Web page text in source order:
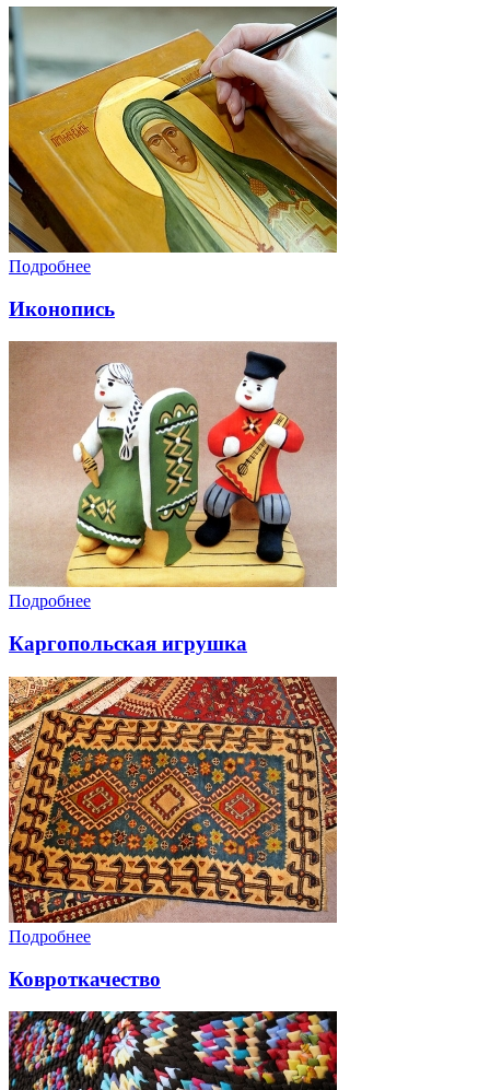
Подробнее
Иконопись
Подробнее
Каргопольская игрушка
Подробнее
Ковроткачество